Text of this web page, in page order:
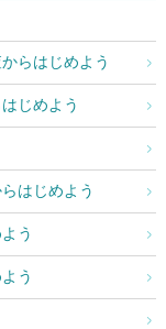
らはじめよう
じめよう
はじめよう
う
う